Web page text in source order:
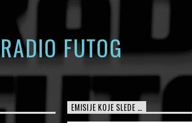
RADIO FUTOG
EMISIJE KOJE SLEDE …